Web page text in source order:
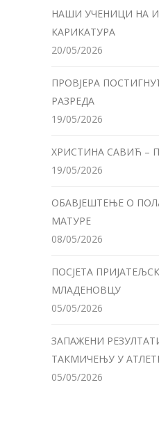
НАШИ УЧЕНИЦИ НА
КАРИКАТУРА
20/05/2026
ПРОВЈЕРА
РАЗРЕДА
19/05/2026
ХРИСТИНА САВИЋ –
19/05/2026
ОБАВЈЕШТЕЊЕ О
МАТУРЕ
08/05/2026
ПОСЈЕТА
МЛАДЕНОВЦУ
05/05/2026
ЗАПАЖЕНИ
ТАКМИЧЕЊУ У
05/05/2026